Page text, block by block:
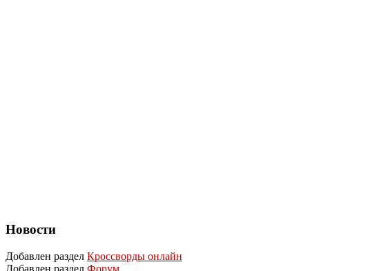
Новости
Добавлен раздел Кроссворды онлайн
Добавлен раздел Форум